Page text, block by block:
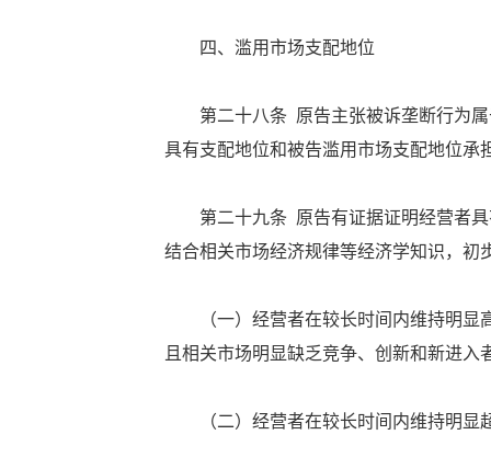
四、滥用市场支配地位
第二十八条 原告主张被诉垄断行为属
具有支配地位和被告滥用市场支配地位承
第二十九条 原告有证据证明经营者具
结合相关市场经济规律等经济学知识，初
（一）经营者在较长时间内维持明显高
且相关市场明显缺乏竞争、创新和新进入
（二）经营者在较长时间内维持明显超